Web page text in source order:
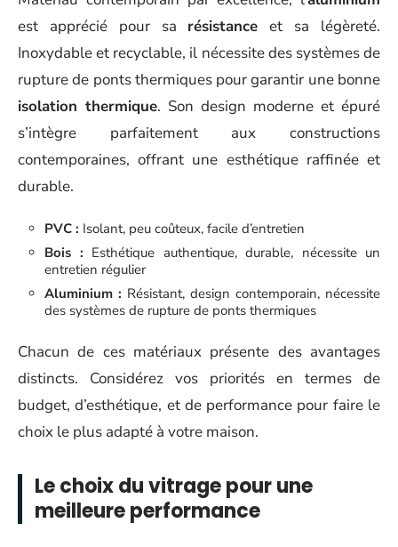
est apprécié pour sa résistance et sa légèreté.
Inoxydable et recyclable, il nécessite des systèmes de
rupture de ponts thermiques pour garantir une bonne
isolation thermique. Son design moderne et épuré
s’intègre parfaitement aux constructions
contemporaines, offrant une esthétique raffinée et
durable.
PVC : Isolant, peu coûteux, facile d’entretien
Bois : Esthétique authentique, durable, nécessite un
entretien régulier
Aluminium : Résistant, design contemporain, nécessite
des systèmes de rupture de ponts thermiques
Chacun de ces matériaux présente des avantages
distincts. Considérez vos priorités en termes de
budget, d’esthétique, et de performance pour faire le
choix le plus adapté à votre maison.
Le choix du vitrage pour une
meilleure performance